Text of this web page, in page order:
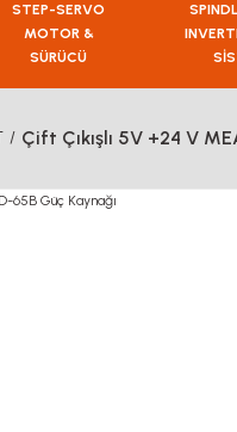
STEP-SERVO
MOTOR &
SÜRÜCÜ
Çift Çıkışlı 5V +24 V